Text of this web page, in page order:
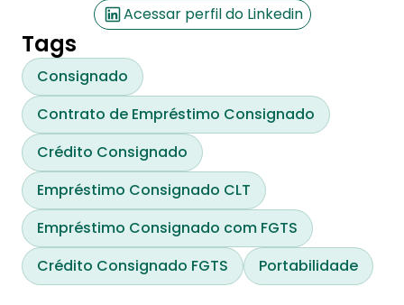
Acessar perfil do Linkedin
Tags
Consignado
Contrato de Empréstimo Consignado
Crédito Consignado
Empréstimo Consignado CLT
Empréstimo Consignado com FGTS
Crédito Consignado FGTS
Portabilidade